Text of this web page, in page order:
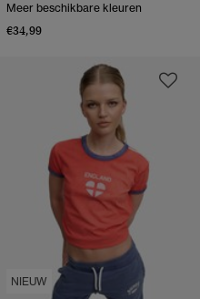
Meer beschikbare kleuren
€34,99
NIEUW